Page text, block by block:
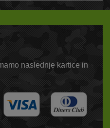
naslednje kartice in